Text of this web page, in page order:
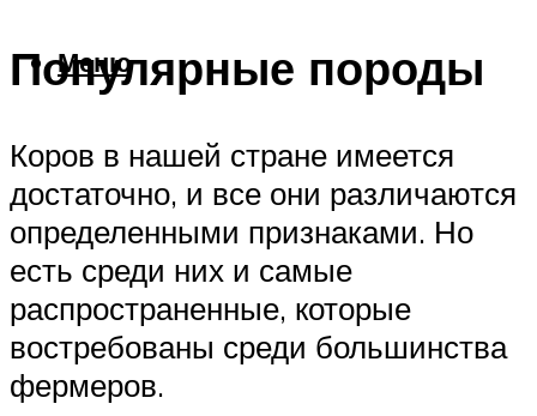
Меню
Популярные породы
Коров в нашей стране имеется
достаточно, и все они различаются
определенными признаками. Но
есть среди них и самые
распространенные, которые
востребованы среди большинства
фермеров.